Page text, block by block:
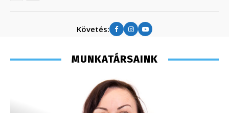
Követés:
MUNKATÁRSAINK